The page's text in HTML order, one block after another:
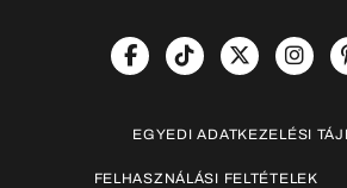
EGYEDI ADATKEZELÉSI
FELHASZNÁLÁSI FELTÉTELEK